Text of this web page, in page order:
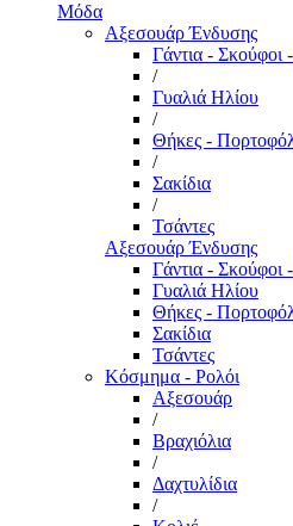
Μόδα
Αξεσουάρ Ένδυσης
Γάντια - Σκούφοι
/
Γυαλιά Ηλίου
/
Θήκες -
/
Σακίδια
/
Τσάντες
Αξεσουάρ Ένδυσης
Γάντια - Σκούφοι
Γυαλιά Ηλίου
Θήκες -
Σακίδια
Τσάντες
Κόσμημα - Ρολόι
Αξεσουάρ
/
Βραχιόλια
/
Δαχτυλίδια
/